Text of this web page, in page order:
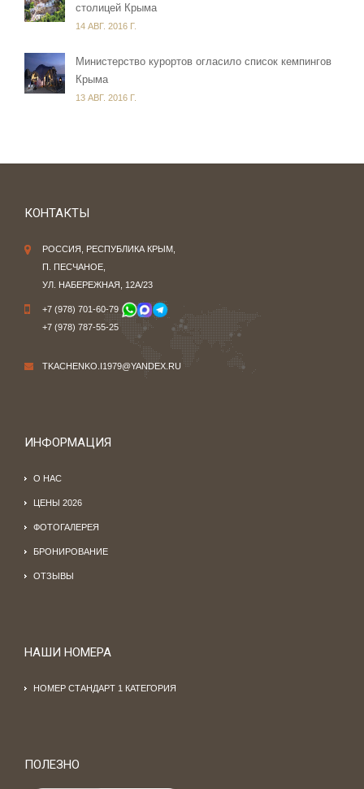
столицей Крыма
14 АВГ. 2016 Г.
Министерство курортов огласило список кемпингов
Крыма
13 АВГ. 2016 Г.
КОНТАКТЫ
РОССИЯ, РЕСПУБЛИКА КРЫМ,
П. ПЕСЧАНОЕ,
УЛ. НАБЕРЕЖНАЯ, 12А/23
+7 (978) 701-60-79
+7 (978) 787-55-25
TKACHENKO.I1979@YANDEX.RU
ИНФОРМАЦИЯ
О НАС
ЦЕНЫ 2026
ФОТОГАЛЕРЕЯ
БРОНИРОВАНИЕ
ОТЗЫВЫ
НАШИ НОМЕРА
НОМЕР СТАНДАРТ 1 КАТЕГОРИЯ
ПОЛЕЗНО